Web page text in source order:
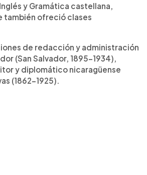
y Gramática castellana,
también ofreció clases
de redacción y administración
(San Salvador, 1895-1934),
y diplomático nicaragüense
(1862-1925).